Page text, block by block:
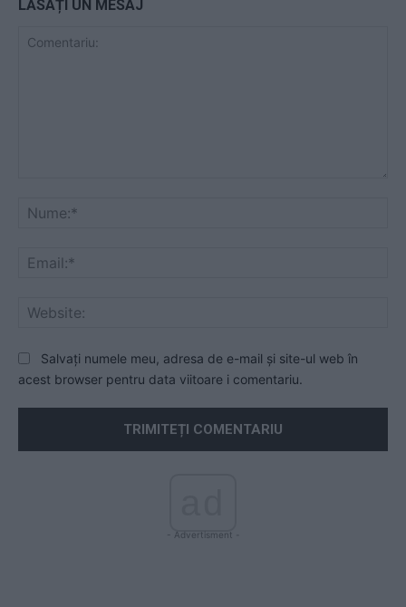
LĂSAȚI UN MESAJ
Salvați numele meu, adresa de e-mail și site-ul web în
acest browser pentru data viitoare i comentariu.
- Advertisment -